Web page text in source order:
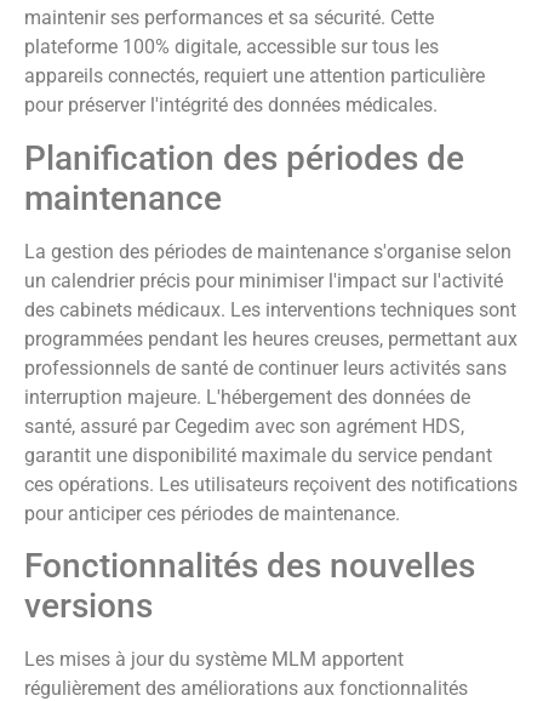
maintenir ses performances et sa sécurité. Cette
plateforme 100% digitale, accessible sur tous les
appareils connectés, requiert une attention particulière
pour préserver l'intégrité des données médicales.
Planification des périodes de
maintenance
La gestion des périodes de maintenance s'organise selon
un calendrier précis pour minimiser l'impact sur l'activité
des cabinets médicaux. Les interventions techniques sont
programmées pendant les heures creuses, permettant aux
professionnels de santé de continuer leurs activités sans
interruption majeure. L'hébergement des données de
santé, assuré par Cegedim avec son agrément HDS,
garantit une disponibilité maximale du service pendant
ces opérations. Les utilisateurs reçoivent des notifications
pour anticiper ces périodes de maintenance.
Fonctionnalités des nouvelles
versions
Les mises à jour du système MLM apportent
régulièrement des améliorations aux fonctionnalités